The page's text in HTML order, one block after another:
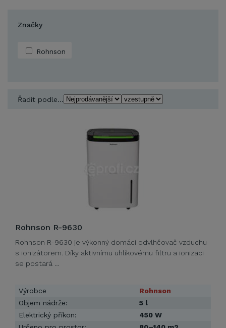
Značky
Rohnson
Řadit podle...
Rohnson R-9630
Rohnson R-9630 je výkonný domácí odvlhčovač vzduchu
s ionizátorem. Díky aktivnímu uhlíkovému filtru a ionizaci
se postará …
Výrobce
Rohnson
Objem nádrže:
5 l
Elektrický příkon:
450 W